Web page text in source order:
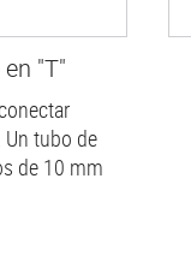
"T"
tubo de
de 10 mm